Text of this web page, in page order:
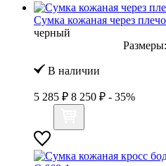
Сумка кожаная через
черный
Размеры:
В наличии
5 285 ₽ 8 250 ₽ - 35%